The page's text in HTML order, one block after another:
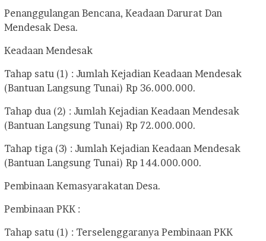
Penanggulangan Bencana, Keadaan Darurat Dan
Mendesak Desa.
Keadaan Mendesak
Tahap satu (1) : Jumlah Kejadian Keadaan Mendesak
(Bantuan Langsung Tunai) Rp 36.000.000.
Tahap dua (2) : Jumlah Kejadian Keadaan Mendesak
(Bantuan Langsung Tunai) Rp 72.000.000.
Tahap tiga (3) : Jumlah Kejadian Keadaan Mendesak
(Bantuan Langsung Tunai) Rp 144.000.000.
Pembinaan Kemasyarakatan Desa.
Pembinaan PKK :
Tahap satu (1) : Terselenggaranya Pembinaan PKK